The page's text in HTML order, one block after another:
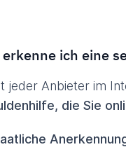
erkenne ich eine
jeder Anbieter im
die Sie